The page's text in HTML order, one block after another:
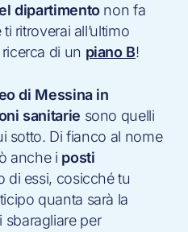
dipartimentonon fa
ritroverai all’ultimo
di un piano B!
di Messina in
sanitarie sono quelli
sotto. Di fianco al nome
anche i posti
di essi, cosicché tu
quanta sarà la
per